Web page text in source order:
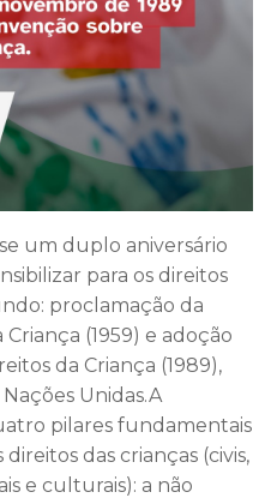
um duplo aniversário
para os direitos
proclamação da
(1959) e adoção
da Criança (1989),
Unidas.A
pilares fundamentais
das crianças (civis,
e culturais): a não